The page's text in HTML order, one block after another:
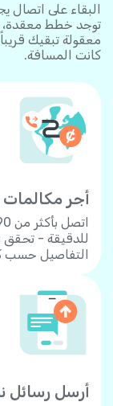
توجد خطط
معقولة تبقيك
كانت المسافة.
أجر مكالمات
للدقيقة - تحقق
التفاصيل حسب
أرسل رسائل